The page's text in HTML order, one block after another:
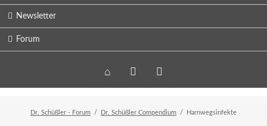
Newsletter
Forum
Home Veranstaltungen
Newsletter
Dr. Schüßler - Forum Dr. Schüßler Compendium Harnwegsinfekte